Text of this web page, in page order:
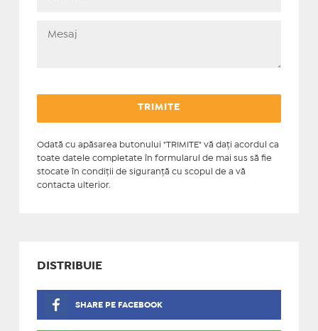
Odată cu apăsarea butonului "TRIMITE" vă daţi acordul ca
toate datele completate în formularul de mai sus să fie
stocate în condiţii de siguranţă cu scopul de a vă
contacta ulterior.
DISTRIBUIE
SHARE PE FACEBOOK